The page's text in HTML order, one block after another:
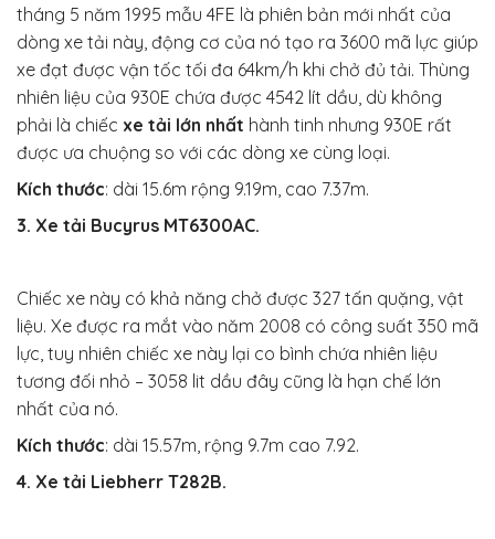
tháng 5 năm 1995 mẫu 4FE là phiên bản mới nhất của
dòng xe tải này, động cơ của nó tạo ra 3600 mã lực giúp
xe đạt được vận tốc tối đa 64km/h khi chở đủ tải. Thùng
nhiên liệu của 930E chứa được 4542 lít dầu, dù không
phải là chiếc xe tải lớn nhất hành tinh nhưng 930E rất
được ưa chuộng so với các dòng xe cùng loại.
Kích thước: dài 15.6m rộng 9.19m, cao 7.37m.
3. Xe tải Bucyrus MT6300AC.
Chiếc xe này có khả năng chở được 327 tấn quặng, vật
liệu. Xe được ra mắt vào năm 2008 có công suất 350 mã
lực, tuy nhiên chiếc xe này lại co bình chứa nhiên liệu
tương đối nhỏ – 3058 lit dầu đây cũng là hạn chế lớn
nhất của nó.
Kích thước: dài 15.57m, rộng 9.7m cao 7.92.
4. Xe tải Liebherr T282B.